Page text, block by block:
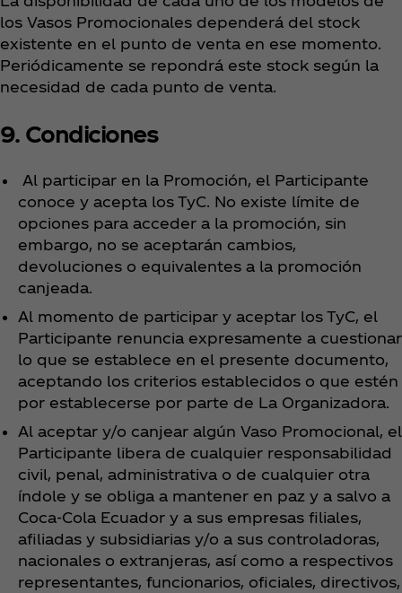
los Vasos Promocionales dependerá del stock
existente en el punto de venta en ese momento.
Periódicamente se repondrá este stock según la
necesidad de cada punto de venta.
9. Condiciones
Al participar en la Promoción, el Participante
conoce y acepta los TyC. No existe límite de
opciones para acceder a la promoción, sin
embargo, no se aceptarán cambios,
devoluciones o equivalentes a la promoción
canjeada.
Al momento de participar y aceptar los TyC, el
Participante renuncia expresamente a cuestionar
lo que se establece en el presente documento,
aceptando los criterios establecidos o que estén
por establecerse por parte de La Organizadora.
Al aceptar y/o canjear algún Vaso Promocional, el
Participante libera de cualquier responsabilidad
civil, penal, administrativa o de cualquier otra
índole y se obliga a mantener en paz y a salvo a
Coca‑Cola Ecuador y a sus empresas filiales,
afiliadas y subsidiarias y/o a sus controladoras,
nacionales o extranjeras, así como a respectivos
representantes, funcionarios, oficiales, directivos,